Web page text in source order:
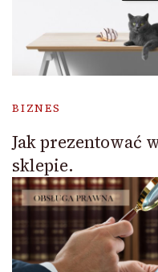
BIZNES
Jak prezentować
sklepie.